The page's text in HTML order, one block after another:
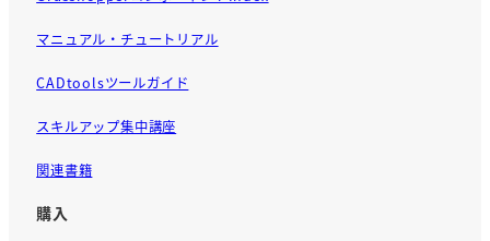
マニュアル・チュートリアル
CADtoolsツールガイド
スキルアップ集中講座
関連書籍
購入